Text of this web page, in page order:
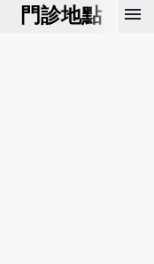
門診地點 預
menu